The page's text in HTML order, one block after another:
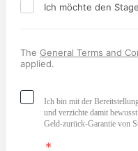
Ich möchte den
The General Terms and
applied.
Ich bin mit der
und verzichte damit
Geld-zurück-Garantie von